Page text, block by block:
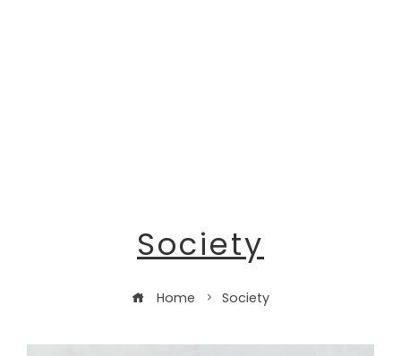
Society
Home Society